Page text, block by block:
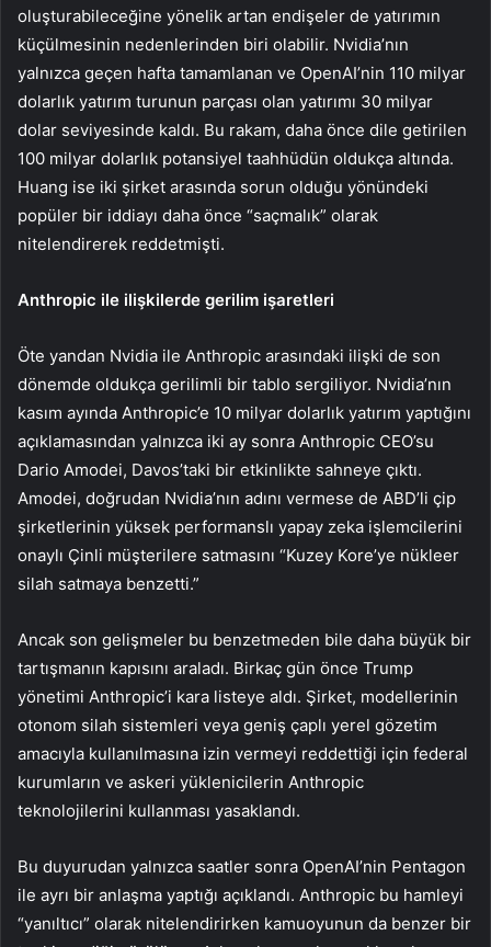
oluşturabileceğine yönelik artan endişeler de yatırımın
küçülmesinin nedenlerinden biri olabilir. Nvidia’nın
yalnızca geçen hafta tamamlanan ve OpenAI’nin 110 milyar
dolarlık yatırım turunun parçası olan yatırımı 30 milyar
dolar seviyesinde kaldı. Bu rakam, daha önce dile getirilen
100 milyar dolarlık potansiyel taahhüdün oldukça altında.
Huang ise iki şirket arasında sorun olduğu yönündeki
popüler bir iddiayı daha önce “saçmalık” olarak
nitelendirerek reddetmişti.
Anthropic ile ilişkilerde gerilim işaretleri
Öte yandan Nvidia ile Anthropic arasındaki ilişki de son
dönemde oldukça gerilimli bir tablo sergiliyor. Nvidia’nın
kasım ayında Anthropic’e 10 milyar dolarlık yatırım yaptığını
açıklamasından yalnızca iki ay sonra Anthropic CEO’su
Dario Amodei, Davos’taki bir etkinlikte sahneye çıktı.
Amodei, doğrudan Nvidia’nın adını vermese de ABD’li çip
şirketlerinin yüksek performanslı yapay zeka işlemcilerini
onaylı Çinli müşterilere satmasını “Kuzey Kore’ye nükleer
silah satmaya benzetti.”
Ancak son gelişmeler bu benzetmeden bile daha büyük bir
tartışmanın kapısını araladı. Birkaç gün önce Trump
yönetimi Anthropic’i kara listeye aldı. Şirket, modellerinin
otonom silah sistemleri veya geniş çaplı yerel gözetim
amacıyla kullanılmasına izin vermeyi reddettiği için federal
kurumların ve askeri yüklenicilerin Anthropic
teknolojilerini kullanması yasaklandı.
Bu duyurudan yalnızca saatler sonra OpenAI’nin Pentagon
ile ayrı bir anlaşma yaptığı açıklandı. Anthropic bu hamleyi
“yanıltıcı” olarak nitelendirirken kamuoyunun da benzer bir